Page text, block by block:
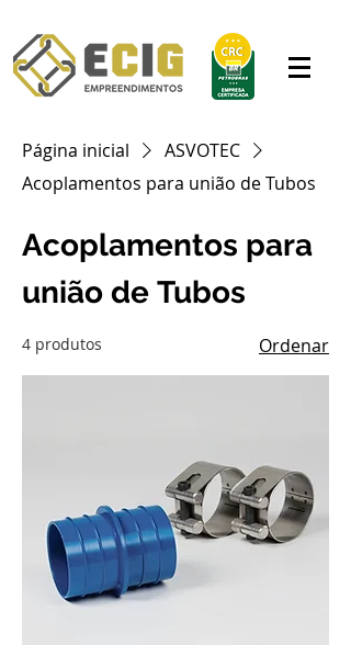
Página inicial
ASVOTEC
Acoplamentos para união de Tubos
Acoplamentos para
união de Tubos
4 produtos Ordenar